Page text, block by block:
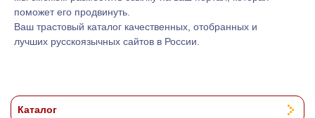
поможет его продвинуть.
Ваш трастовый каталог качественных, отобранных и
лучших русскоязычных сайтов в России.
Каталог